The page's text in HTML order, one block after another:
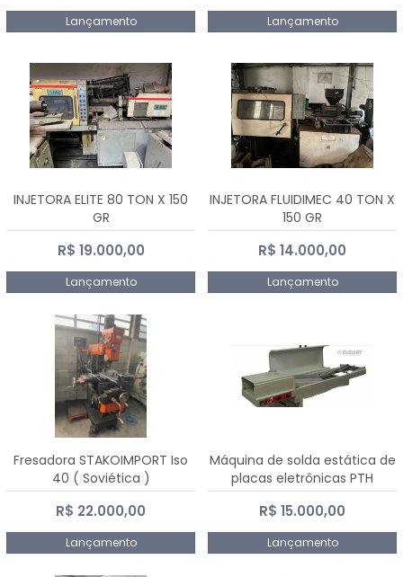
Lançamento Lançamento
INJETORA ELITE 80 TON X 150
GR
R$ 19.000,00
Lançamento
INJETORA FLUIDIMEC 40 TON X
150 GR
R$ 14.000,00
Lançamento
Fresadora STAKOIMPORT Iso
40 ( Soviética )
R$ 22.000,00
Lançamento
Máquina de solda estática de
placas eletrônicas PTH
DIALSAT
R$ 15.000,00
Lançamento